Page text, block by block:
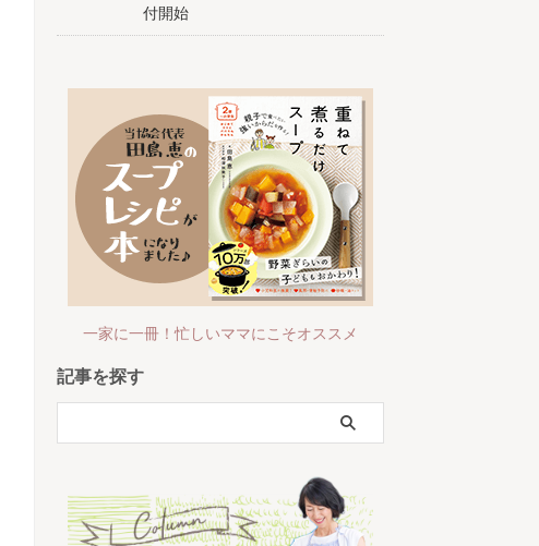
付開始
一家に一冊！忙しいママにこそオススメ
記事を探す